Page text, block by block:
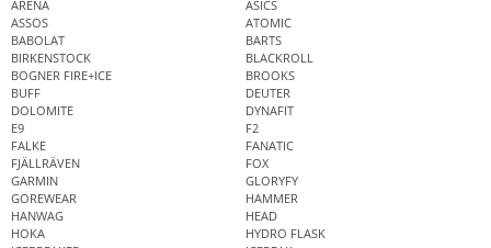
ARENA
ASICS
ASSOS
ATOMIC
BABOLAT
BARTS
BIRKENSTOCK
BLACKROLL
BOGNER FIRE+ICE
BROOKS
BUFF
DEUTER
DOLOMITE
DYNAFIT
E9
F2
FALKE
FANATIC
FJÄLLRÄVEN
FOX
GARMIN
GLORYFY
GOREWEAR
HAMMER
HANWAG
HEAD
HOKA
HYDRO FLASK